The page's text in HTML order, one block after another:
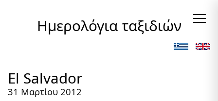
Ημερολόγια ταξιδιών
El Salvador
31 Μαρτίου 2012